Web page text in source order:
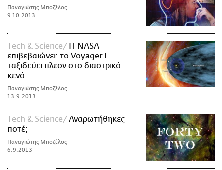
Παναγιώτης Μποζέλος
9.10.2013
Τech & Science
Η NASA
επιβεβαιώνει: το Voyager I
ταξιδεύει πλέον στο διαστρικό
κενό
Παναγιώτης Μποζέλος
13.9.2013
Τech & Science
Αναρωτήθηκες
ποτέ;
Παναγιώτης Μποζέλος
6.9.2013